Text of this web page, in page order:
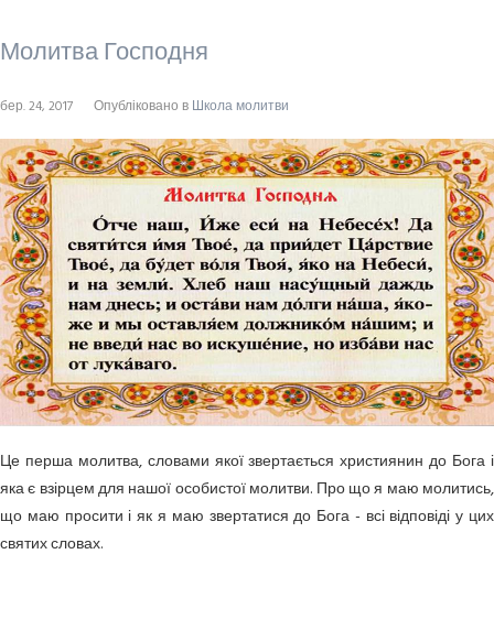
Молитва Господня
бер. 24, 2017 Опубліковано в Школа молитви
Це перша молитва, словами якої звертається християнин до Бога і
яка є взірцем для нашої особистої молитви. Про що я маю молитись,
що маю просити і як я маю звертатися до Бога - всі відповіді у цих
святих словах.